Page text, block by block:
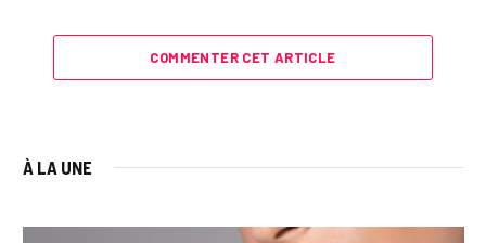
COMMENTER CET ARTICLE
À LA UNE